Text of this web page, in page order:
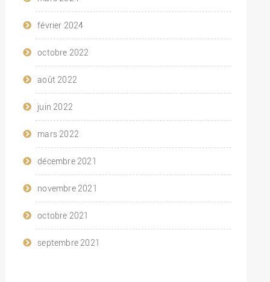
février 2024
octobre 2022
août 2022
juin 2022
mars 2022
décembre 2021
novembre 2021
octobre 2021
septembre 2021